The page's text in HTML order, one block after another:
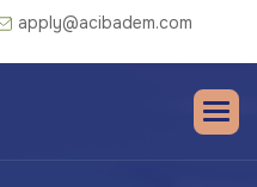
apply@acibadem.com